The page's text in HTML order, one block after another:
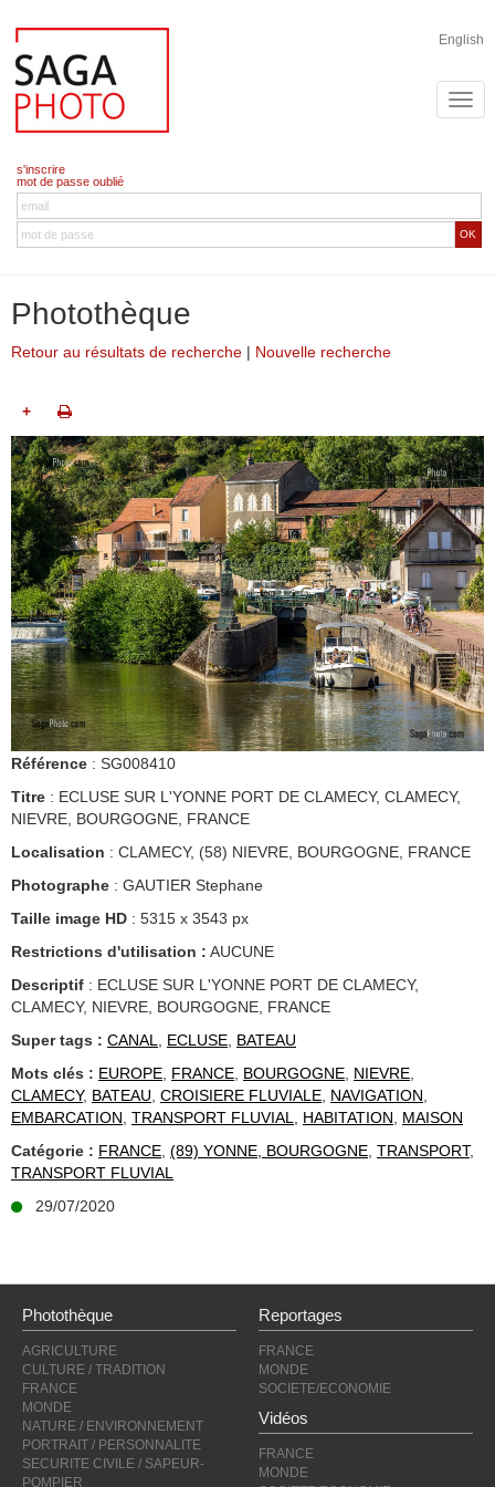
English
s'inscrire
mot de passe oublié
OK
Photothèque
Retour au résultats de recherche | Nouvelle recherche
+
Référence : SG008410
Titre : ECLUSE SUR L'YONNE PORT DE CLAMECY, CLAMECY,
NIEVRE, BOURGOGNE, FRANCE
Localisation : CLAMECY, (58) NIEVRE, BOURGOGNE, FRANCE
Photographe : GAUTIER Stephane
Taille image HD : 5315 x 3543 px
Restrictions d'utilisation : AUCUNE
Descriptif : ECLUSE SUR L'YONNE PORT DE CLAMECY,
CLAMECY, NIEVRE, BOURGOGNE, FRANCE
Super tags : CANAL, ECLUSE, BATEAU
Mots clés : EUROPE, FRANCE, BOURGOGNE, NIEVRE,
CLAMECY, BATEAU, CROISIERE FLUVIALE, NAVIGATION,
EMBARCATION, TRANSPORT FLUVIAL, HABITATION, MAISON
Catégorie : FRANCE, (89) YONNE, BOURGOGNE, TRANSPORT,
TRANSPORT FLUVIAL
29/07/2020
Photothèque
AGRICULTURE
CULTURE / TRADITION
FRANCE
MONDE
NATURE / ENVIRONNEMENT
PORTRAIT / PERSONNALITE
SECURITE CIVILE / SAPEUR-
POMPIER
Reportages
FRANCE
MONDE
SOCIETE/ECONOMIE
Vidéos
FRANCE
MONDE